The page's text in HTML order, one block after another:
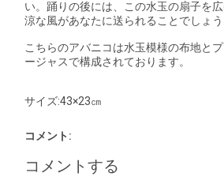
い。踊りの後には、この水玉の扇子を
涼な風があなたに送られることでしょう
こちらのアバニコは水玉模様の布地と
ージャスで構成されております。
サイズ:43×23㎝
コメント:
コメントする